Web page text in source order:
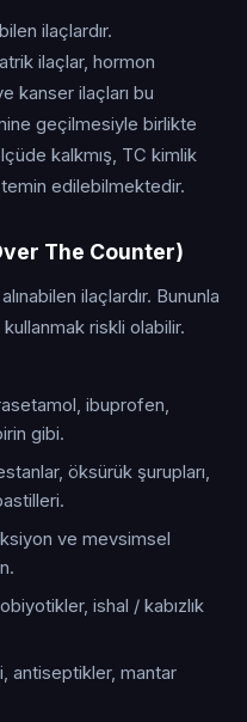
ilaçlardır.
ilaçlar, hormon
kanser ilaçları bu
geçilmesiyle birlikte
kalkmış, TC kimlik
edilebilmektedir.
The Counter)
ilaçlardır. Bununla
riskli olabilir.
ibuprofen,
gibi.
öksürük şurupları,
ve mevsimsel
ishal / kabızlık
antiseptikler, mantar